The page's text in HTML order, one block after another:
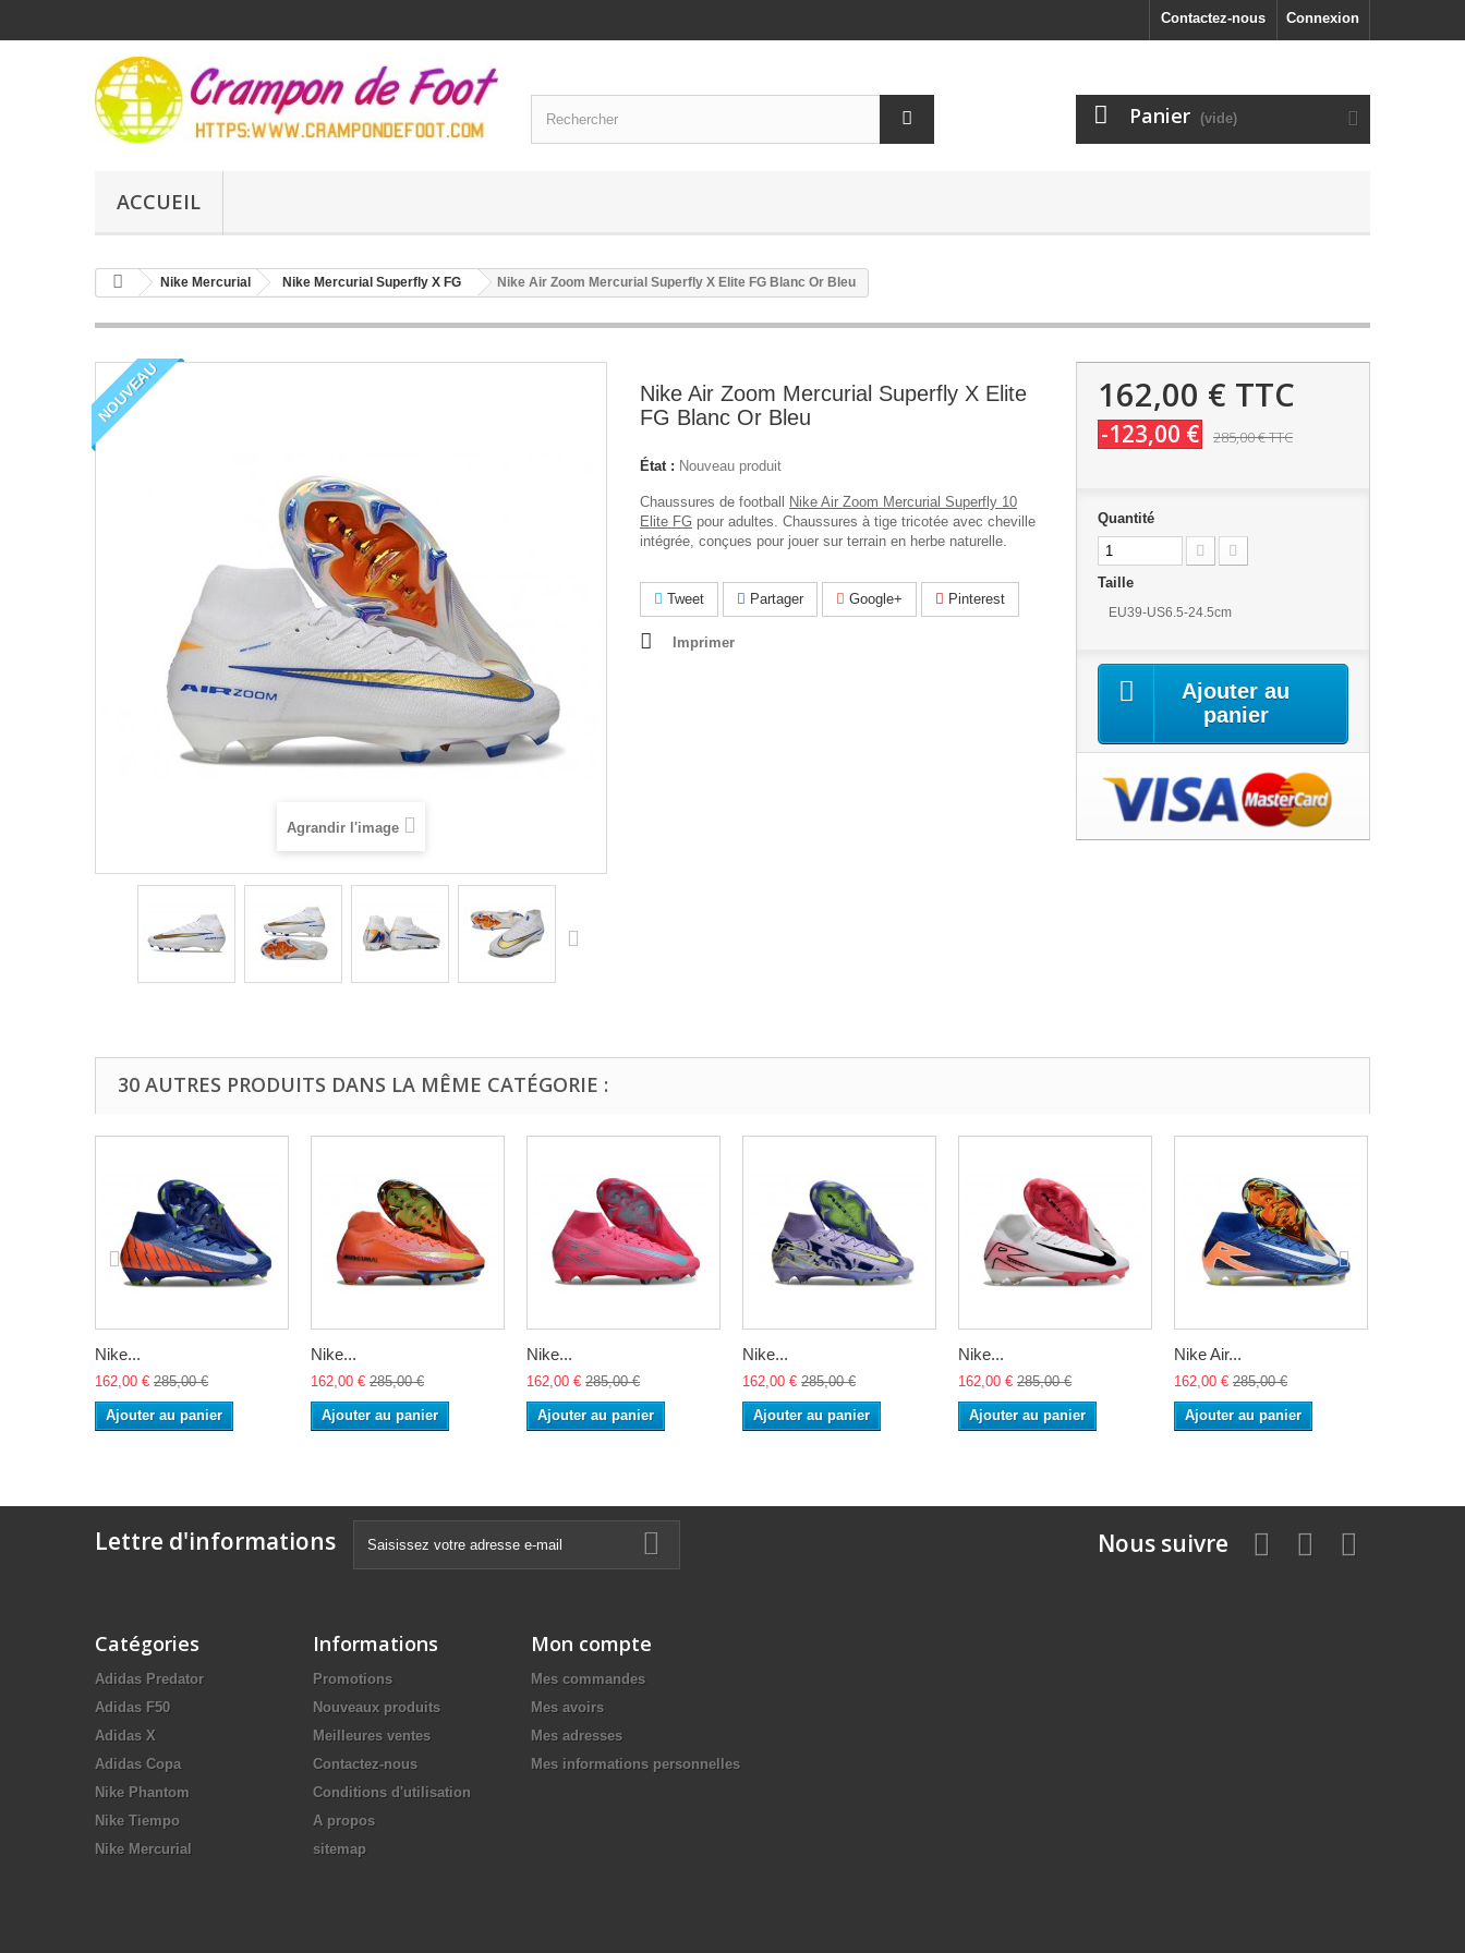
Connexion
Contactez-nous
Panier (vide)
ACCUEIL
Nike Mercurial Nike Mercurial Superfly X FG Nike Air Zoom Mercurial Superfly X Elite FG Blanc Or Bleu
NOUVEAU
Agrandir l'image
Nike Air Zoom Mercurial Superfly X Elite
FG Blanc Or Bleu
État : Nouveau produit
Chaussures de football
Nike Air Zoom Mercurial Superfly 10
Elite FG pour adultes. Chaussures à tige tricotée avec cheville
intégrée, conçues pour jouer sur terrain en herbe naturelle.
Tweet Partager Google+ Pinterest
Imprimer
162,00 € TTC
-123,00 € 285,00 €TTC
Quantité
Taille
EU39-US6.5-24.5cm
Ajouter au
panier
30 AUTRES PRODUITS DANS LA MÊME CATÉGORIE :
Nike...
162,00 € 285,00 €
Ajouter au panier
Nike...
162,00 € 285,00 €
Ajouter au panier
Nike...
162,00 € 285,00 €
Ajouter au panier
Nike...
162,00 € 285,00 €
Ajouter au panier
Nike...
162,00 € 285,00 €
Ajouter au panier
Nike Air...
162,00 € 285,00 €
Ajouter au panier
Lettre d'informations Nous suivre
Catégories
Adidas Predator
Adidas F50
Adidas X
Adidas Copa
Nike Phantom
Nike Tiempo
Nike Mercurial
Informations
Promotions
Nouveaux produits
Meilleures ventes
Contactez-nous
Conditions d'utilisation
A propos
sitemap
Mon compte
Mes commandes
Mes avoirs
Mes adresses
Mes informations personnelles